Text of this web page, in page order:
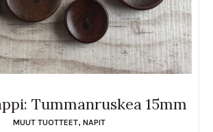
Tummanruskea 15mm
MUUT TUOTTEET,NAPIT